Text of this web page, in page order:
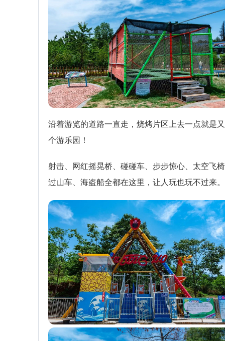
沿着游览的道路一直走，烧烤片区上去一点就是
个游乐园！
射击、网红摇晃桥、碰碰车、步步惊心、太空飞
过山车、海盗船全都在这里，让人玩也玩不过来。